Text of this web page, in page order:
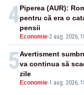
4
Economie-2 aug. 2026,
Piperea (AUR):
pentru că era o
pensii
5
Economie-1 aug. 2026,
Avertisment
va continua să
zile